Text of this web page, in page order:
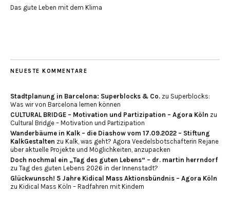
Das gute Leben mit dem Klima
NEUESTE KOMMENTARE
Stadtplanung in Barcelona: Superblocks & Co. zu Superblocks:
Was wir von Barcelona lernen können
CULTURAL BRIDGE – Motivation und Partizipation – Agora Köln zu
Cultural Bridge – Motivation und Partizipation
Wanderbäume in Kalk – die Diashow vom 17.09.2022 – Stiftung
KalkGestalten zu Kalk, was geht? Agora Veedelsbotschafterin Rejane
über aktuelle Projekte und Möglichkeiten, anzupacken
Doch nochmal ein „Tag des guten Lebens“ – dr. martin herrndorf
zu Tag des guten Lebens 2026 in der Innenstadt?
Glückwunsch! 5 Jahre Kidical Mass Aktionsbündnis – Agora Köln
zu Kidical Mass Köln – Radfahren mit Kindern